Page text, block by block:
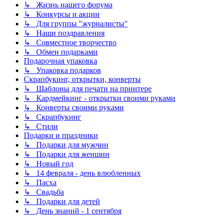
↳ Жизнь нашего форума
↳ Конкурсы и акции
↳ Для группы "журналисты"
↳ Наши поздравления
↳ Совместное творчество
↳ Обмен подарками
Подарочная упаковка
↳ Упаковка подарков
Скрапбукинг, открытки, конверты
↳ Шаблоны для печати на принтере
↳ Кардмейкинг - открытки своими руками
↳ Конверты своими руками
↳ Скрапбукинг
↳ Стили
Подарки и праздники
↳ Подарки для мужчин
↳ Подарки для женщин
↳ Новый год
↳ 14 февраля - день влюбленных
↳ Пасха
↳ Свадьба
↳ Подарки для детей
↳ День знаний - 1 сентября